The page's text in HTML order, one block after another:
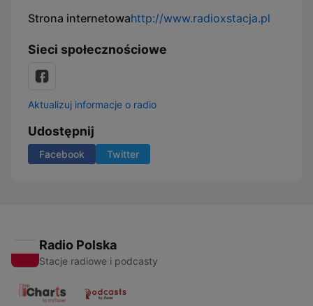
Strona internetowahttp://www.radioxstacja.pl
Sieci społecznościowe
Aktualizuj informacje o radio
Udostępnij
Facebook Twitter
Radio Polska
Stacje radiowe i podcasty